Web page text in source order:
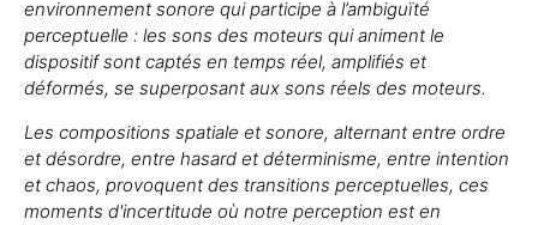
environnement sonore qui participe à l’ambiguïté
perceptuelle : les sons des moteurs qui animent le
dispositif sont captés en temps réel, amplifiés et
déformés, se superposant aux sons réels des moteurs.
Les compositions spatiale et sonore, alternant entre ordre
et désordre, entre hasard et déterminisme, entre intention
et chaos, provoquent des transitions perceptuelles, ces
moments d'incertitude où notre perception est en